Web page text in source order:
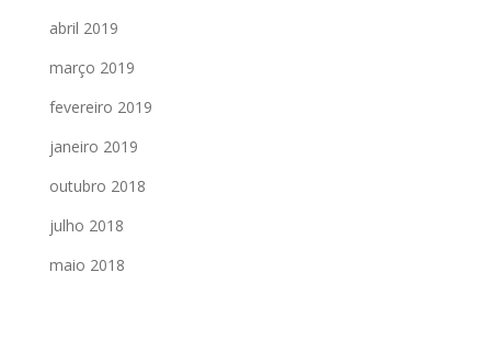
abril 2019
março 2019
fevereiro 2019
janeiro 2019
outubro 2018
julho 2018
maio 2018